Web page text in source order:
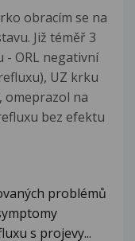
obracím se na
Již téměř 3
- ORL negativní
UZ krku
omeprazol na
bez efektu
problémů
s projevy...